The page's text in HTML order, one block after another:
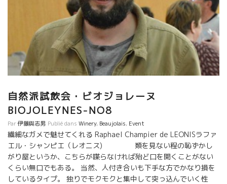
自然派試飲会・ビオジョレーヌ
BIOJOLEYNES-NO8
Par伊藤與志男 Publié dans Winery, Beaujolais, Event
繊細なガメで魅せてくれる Raphael Champier de LEONISラファ
エル・シャンピエ（レオニス) 類を見ない程の恥ずかし
がり屋というか、こちらが喋らなければ殆ど口を開くことがない
くらい無口でもある。 当然、人付き合いも下手な方でかなり損を
しているタイプ。 独りでモクモクと集中して突っ込んでいく性